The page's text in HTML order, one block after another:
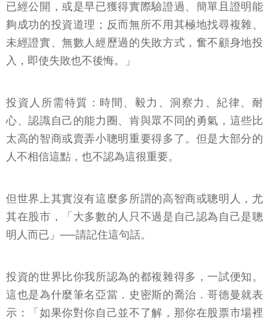
已經公開，或是早已獲得實際驗證過、簡單且證明能
夠成功的投資道理；反而無所不用其極地找尋複雜、
未經證實、無數人經歷過的失敗方式，奮不顧身地投
入，即使失敗也不後悔。」
投資人所需特質：時間、毅力、洞察力、紀律、耐
心、認識自己的能力圈、肯與眾不同的勇氣，這些比
太高的智商或賣弄小聰明重要得多了。但是大部分的
人不相信這點，也不認為這很重要。
但世界上其實沒有這麼多所謂的高智商或聰明人，尤
其在股市，「大多數的人只不過是自己認為自己是聰
明人而已」──請記住這句話。
投資的世界比你我所認為的都複雜得多，一試便知。
這也是為什麼筆名亞當．史密斯的喬治．哥德曼就表
示：「如果你對你自己並不了解，那你在股票市場裡